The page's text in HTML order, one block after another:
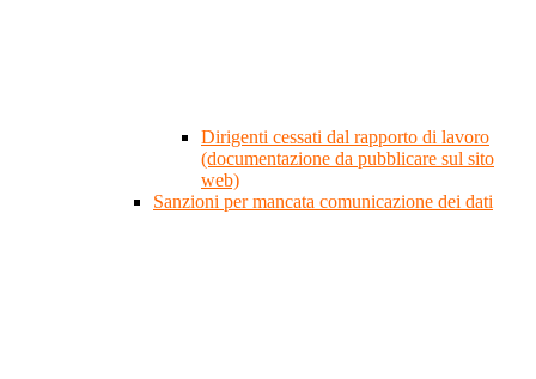
Dirigenti cessati dal rapporto di lavoro
(documentazione da pubblicare sul sito
web)
Sanzioni per mancata comunicazione dei dati